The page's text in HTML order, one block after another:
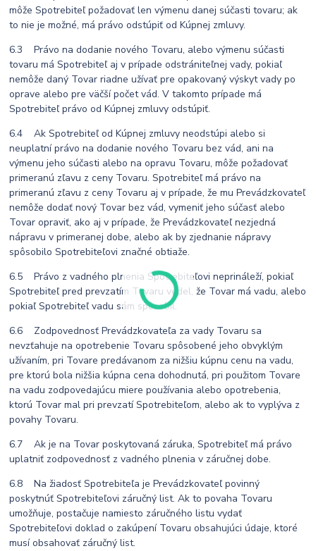
môže Spotrebiteľ požadovať len výmenu danej súčasti tovaru; ak
to nie je možné, má právo odstúpiť od Kúpnej zmluvy.
6.3 Právo na dodanie nového Tovaru, alebo výmenu súčasti
tovaru má Spotrebiteľ aj v prípade odstrániteľnej vady, pokiaľ
nemôže daný Tovar riadne užívať pre opakovaný výskyt vady po
oprave alebo pre väčší počet vád. V takomto prípade má
Spotrebiteľ právo od Kúpnej zmluvy odstúpiť.
6.4 Ak Spotrebiteľ od Kúpnej zmluvy neodstúpi alebo si
neuplatní právo na dodanie nového Tovaru bez vád, ani na
výmenu jeho súčasti alebo na opravu Tovaru, môže požadovať
primeranú zľavu z ceny Tovaru. Spotrebiteľ má právo na
primeranú zľavu z ceny Tovaru aj v prípade, že mu Prevádzkovateľ
nemôže dodať nový Tovar bez vád, vymeniť jeho súčasť alebo
Tovar opraviť, ako aj v prípade, že Prevádzkovateľ nezjedná
nápravu v primeranej dobe, alebo ak by zjednanie nápravy
spôsobilo Spotrebiteľovi značné obtiaže.
6.5 Právo z vadného plnenia Spotrebiteľovi neprináleží, pokiaľ
Spotrebiteľ pred prevzatím Tovaru vedel, že Tovar má vadu, alebo
pokiaľ Spotrebiteľ vadu sám spôsobil.
6.6 Zodpovednosť Prevádzkovateľa za vady Tovaru sa
nevzťahuje na opotrebenie Tovaru spôsobené jeho obvyklým
užívaním, pri Tovare predávanom za nižšiu kúpnu cenu na vadu,
pre ktorú bola nižšia kúpna cena dohodnutá, pri použitom Tovare
na vadu zodpovedajúcu miere používania alebo opotrebenia,
ktorú Tovar mal pri prevzatí Spotrebiteľom, alebo ak to vyplýva z
povahy Tovaru.
6.7 Ak je na Tovar poskytovaná záruka, Spotrebiteľ má právo
uplatniť zodpovednosť z vadného plnenia v záručnej dobe.
6.8 Na žiadosť Spotrebiteľa je Prevádzkovateľ povinný
poskytnúť Spotrebiteľovi záručný list. Ak to povaha Tovaru
umožňuje, postačuje namiesto záručného listu vydať
Spotrebiteľovi doklad o zakúpení Tovaru obsahujúci údaje, ktoré
musí obsahovať záručný list.